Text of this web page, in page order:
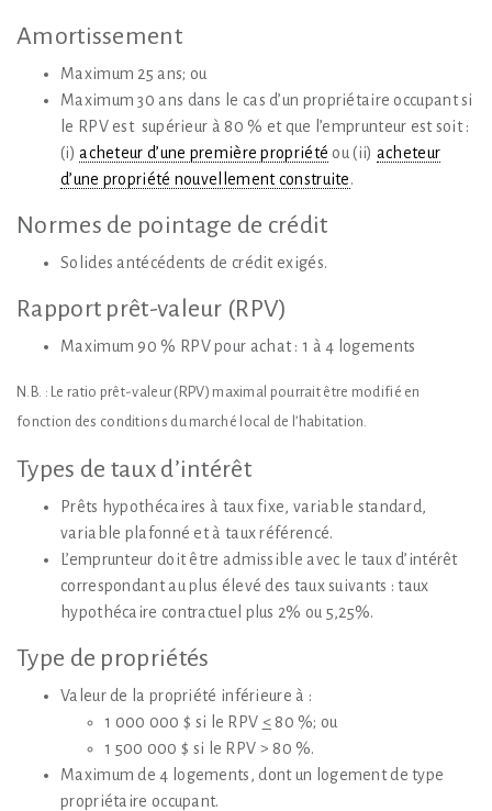
Amortissement
Maximum 25 ans; ou
Maximum 30 ans dans le cas d’un propriétaire occupant si
le RPV est supérieur à 80 % et que l’emprunteur est soit :
(i)acheteur d’une première propriété ou (ii) acheteur
d’une propriété nouvellement construite.
Normes de pointage de crédit
Solides antécédents de crédit exigés.
Rapport prêt-valeur (RPV)
Maximum 90 % RPV pour achat : 1 à 4 logements
N.B. : Le ratio prêt-valeur (RPV) maximal pourrait être modifié en
fonction des conditions du marché local de l’habitation.
Types de taux d’intérêt
Prêts hypothécaires à taux fixe, variable standard,
variable plafonné et à taux référencé.
L’emprunteur doit être admissible avec le taux d’intérêt
correspondant au plus élevé des taux suivants : taux
hypothécaire contractuel plus 2% ou 5,25%.
Type de propriétés
Valeur de la propriété inférieure à :
1 000 000 $ si le RPV <80 %; ou
1 500 000 $ si le RPV > 80 %.
Maximum de 4 logements, dont un logement de type
propriétaire occupant.